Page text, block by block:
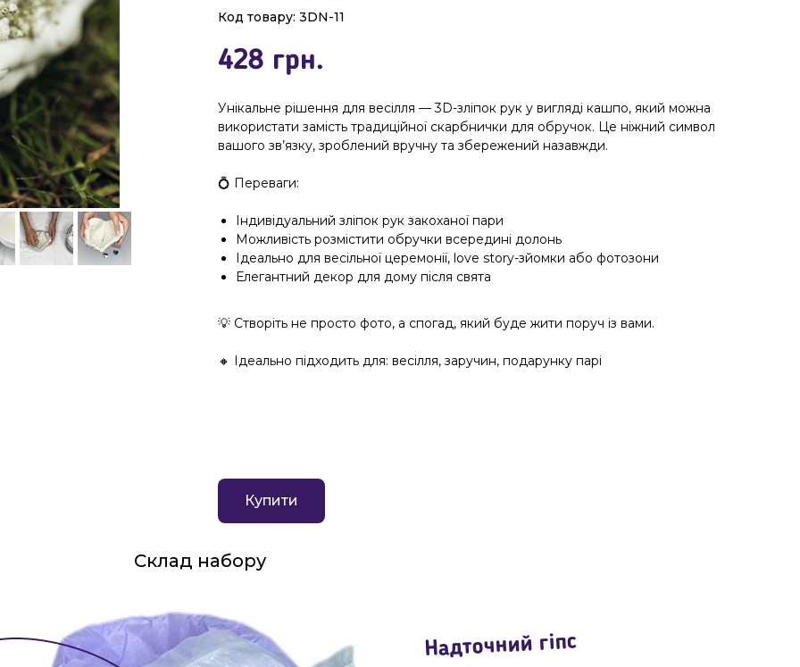
Код товару: 3DN-11
428 грн.
Унікальне рішення для весілля — 3D-зліпок рук у вигляді кашпо, який можна
використати замість традиційної скарбнички для обручок. Це ніжний символ
вашого зв’язку, зроблений вручну та збережений назавжди.
💍 Переваги:
Індивідуальний зліпок рук закоханої пари
Можливість розмістити обручки всередині долонь
Ідеально для весільної церемонії, love story-зйомки або фотозони
Елегантний декор для дому після свята
💡 Створіть не просто фото, а спогад, який буде жити поруч із вами.
🔸 Ідеально підходить для: весілля, заручин, подарунку парі
Купити
Склад набору
стеки